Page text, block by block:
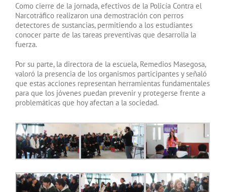
Como cierre de la jornada, efectivos de la Policía Contra el
Narcotráfico realizaron una demostración con perros
detectores de sustancias, permitiendo a los estudiantes
conocer parte de las tareas preventivas que desarrolla la
fuerza.
Por su parte, la directora de la escuela, Remedios Masegosa,
valoró la presencia de los organismos participantes y señaló
que estas acciones representan herramientas fundamentales
para que los jóvenes puedan prevenir y protegerse frente a
problemáticas que hoy afectan a la sociedad.